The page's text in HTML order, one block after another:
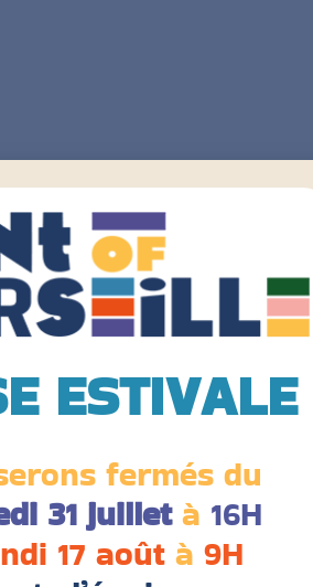
ESTIVALE
fermés du
31 juilletà 16H
17 aoûtà 9H